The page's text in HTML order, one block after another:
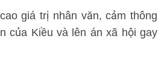
giá trị nhân văn, cảm thông
của Kiều và lên án xã hội gay